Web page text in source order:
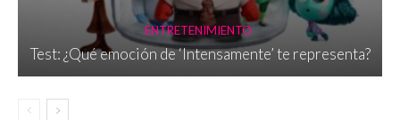
ENTRETENIMIENTO
Test: ¿Qué emoción de ‘Intensamente’ te representa?